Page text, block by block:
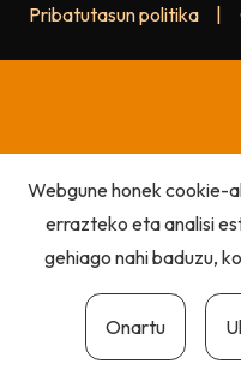
Pribatutasun politika
Webgune honek cookie-
errazteko eta analisi
gehiago nahi baduzu,
Onartu